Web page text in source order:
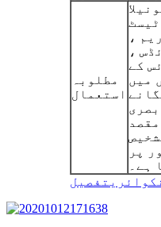
مطلوبہ
استعمال
،
،
کے
میں
پر
ہے۔
تفصیل